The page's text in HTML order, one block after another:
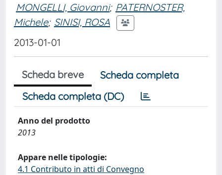
MONGELLI, Giovanni; PATERNOSTER,
Michele; SINISI, ROSA
2013-01-01
Scheda breve
Scheda completa
Scheda completa (DC)
Anno del prodotto
2013
Appare nelle tipologie:
4.1 Contributo in atti di Convegno